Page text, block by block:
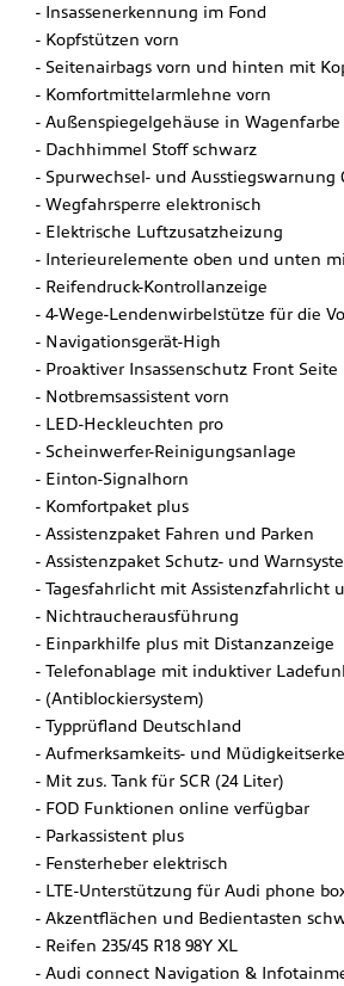
Insassenerkennung im Fond
Kopfstützen vorn
Seitenairbags vorn und hinten mit
Komfortmittelarmlehne vorn
Außenspiegelgehäuse in Wagenfarbe
Dachhimmel Stoff schwarz
Spurwechsel- und
Wegfahrsperre elektronisch
Elektrische Luftzusatzheizung
Interieurelemente oben und unten
Reifendruck-Kontrollanzeige
4-Wege-Lendenwirbelstütze für die
Navigationsgerät-High
Proaktiver Insassenschutz Front
Notbremsassistent vorn
LED-Heckleuchten pro
Scheinwerfer-Reinigungsanlage
Einton-Signalhorn
Komfortpaket plus
Assistenzpaket Fahren und Parken
Assistenzpaket Schutz- und
Tagesfahrlicht mit Assistenzfahrlicht
Nichtraucherausführung
Einparkhilfe plus mit Distanzanzeige
Telefonablage mit induktiver
(Antiblockiersystem)
Typprüfland Deutschland
Aufmerksamkeits- und
Mit zus. Tank für SCR (24 Liter)
FOD Funktionen online verfügbar
Parkassistent plus
Fensterheber elektrisch
LTE-Unterstützung für Audi phone
Akzentflächen und Bedientasten
Reifen 235/45 R18 98Y XL
Audi connect Navigation &